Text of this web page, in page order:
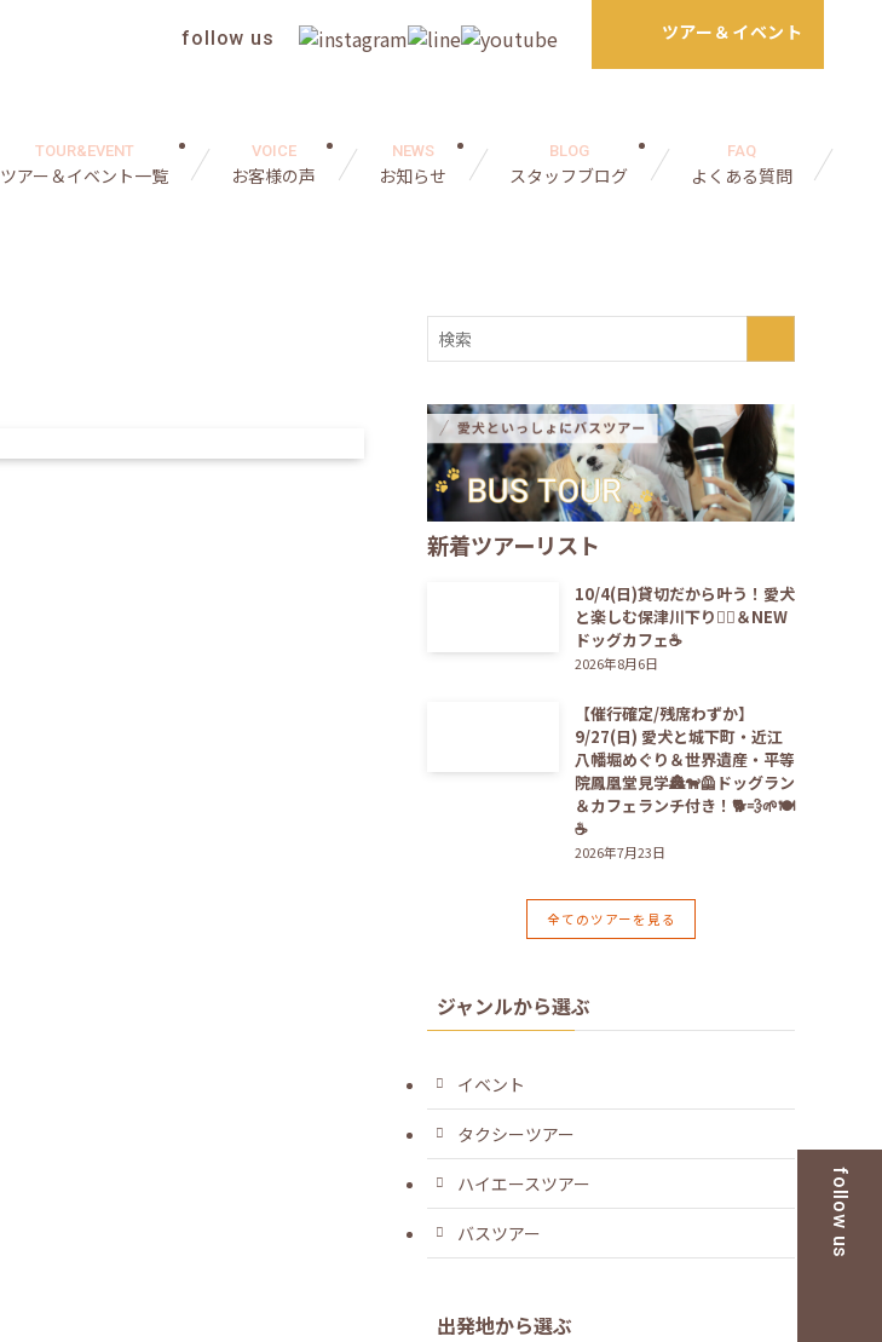
ツアー＆イベント一覧
TOUR&EVENT
お客様の声
VOICE
お知らせ
NEWS
スタッフブログ
BLOG
よくある質問
FAQ
follow us ツアー＆イベント
follow us
新着ツアーリスト
10/4(日)貸切だから叶う！愛犬
と楽しむ保津川下り🚣‍♀️＆NEW
ドッグカフェ☕️
2026年8月6日
【催行確定/残席わずか】
9/27(日) 愛犬と城下町・近江
八幡堀めぐり＆世界遺産・平等
院鳳凰堂見学🏯🐕‍🦺ドッグラン
＆カフェランチ付き！🐕💨🌱🍽️
☕️
2026年7月23日
全てのツアーを見る
ジャンルから選ぶ
イベント
タクシーツアー
ハイエースツアー
バスツアー
出発地から選ぶ